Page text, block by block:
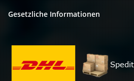
Gesetzliche Informationen